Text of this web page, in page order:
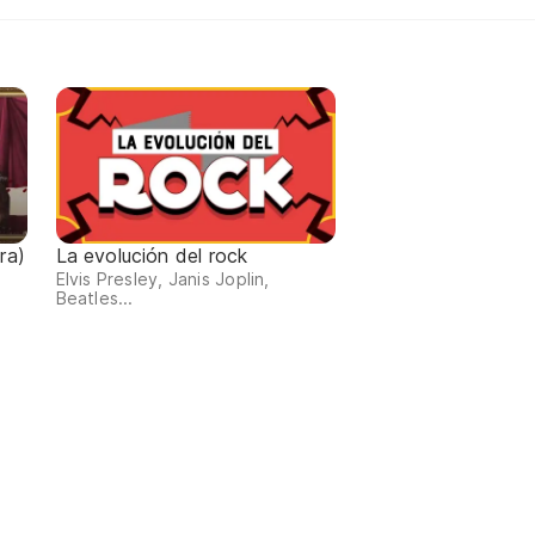
La evolución del rock
Elvis Presley, Janis Joplin,
Beatles...